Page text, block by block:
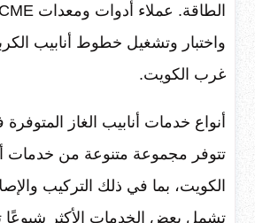
واختبار وتشغيل خطوط أنابيب
غرب الكويت.
أنواع خدمات أنابيب الغاز
تتوفر مجموعة متنوعة من خدمات
الكويت، بما في ذلك التركيب
تشمل بعض الخدمات الأكثر شيوعًا